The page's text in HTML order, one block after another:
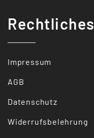
Rechtliches
Impressum
AGB
Datenschutz
Widerrufsbelehrung